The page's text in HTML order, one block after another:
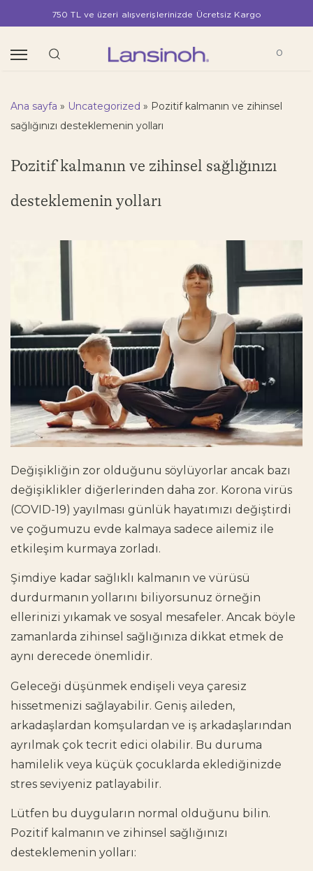
750 TL ve üzeri alışverişlerinizde Ücretsiz Kargo
0
Ana sayfa » Uncategorized » Pozitif kalmanın ve zihinsel
sağlığınızı desteklemenin yolları
Pozitif kalmanın ve zihinsel sağlığınızı
desteklemenin yolları
Değişikliğin zor olduğunu söylüyorlar ancak bazı
değişiklikler diğerlerinden daha zor. Korona virüs
(COVID-19) yayılması günlük hayatımızı değiştirdi
ve çoğumuzu evde kalmaya sadece ailemiz ile
etkileşim kurmaya zorladı.
Şimdiye kadar sağlıklı kalmanın ve vürüsü
durdurmanın yollarını biliyorsunuz örneğin
ellerinizi yıkamak ve sosyal mesafeler. Ancak böyle
zamanlarda zihinsel sağlığınıza dikkat etmek de
aynı derecede önemlidir.
Geleceği düşünmek endişeli veya çaresiz
hissetmenizi sağlayabilir. Geniş aileden,
arkadaşlardan komşulardan ve iş arkadaşlarından
ayrılmak çok tecrit edici olabilir. Bu duruma
hamilelik veya küçük çocuklarda eklediğinizde
stres seviyeniz patlayabilir.
Lütfen bu duyguların normal olduğunu bilin.
Pozitif kalmanın ve zihinsel sağlığınızı
desteklemenin yolları: